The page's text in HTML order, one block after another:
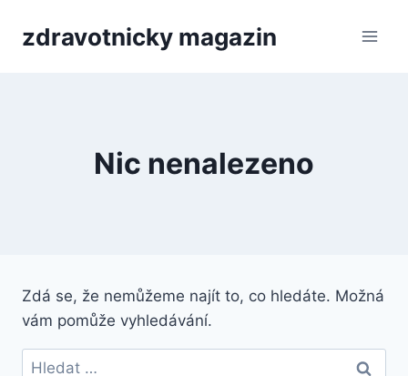
zdravotnicky magazin
Nic nenalezeno
Zdá se, že nemůžeme najít to, co hledáte. Možná
vám pomůže vyhledávání.
Vyhledávání